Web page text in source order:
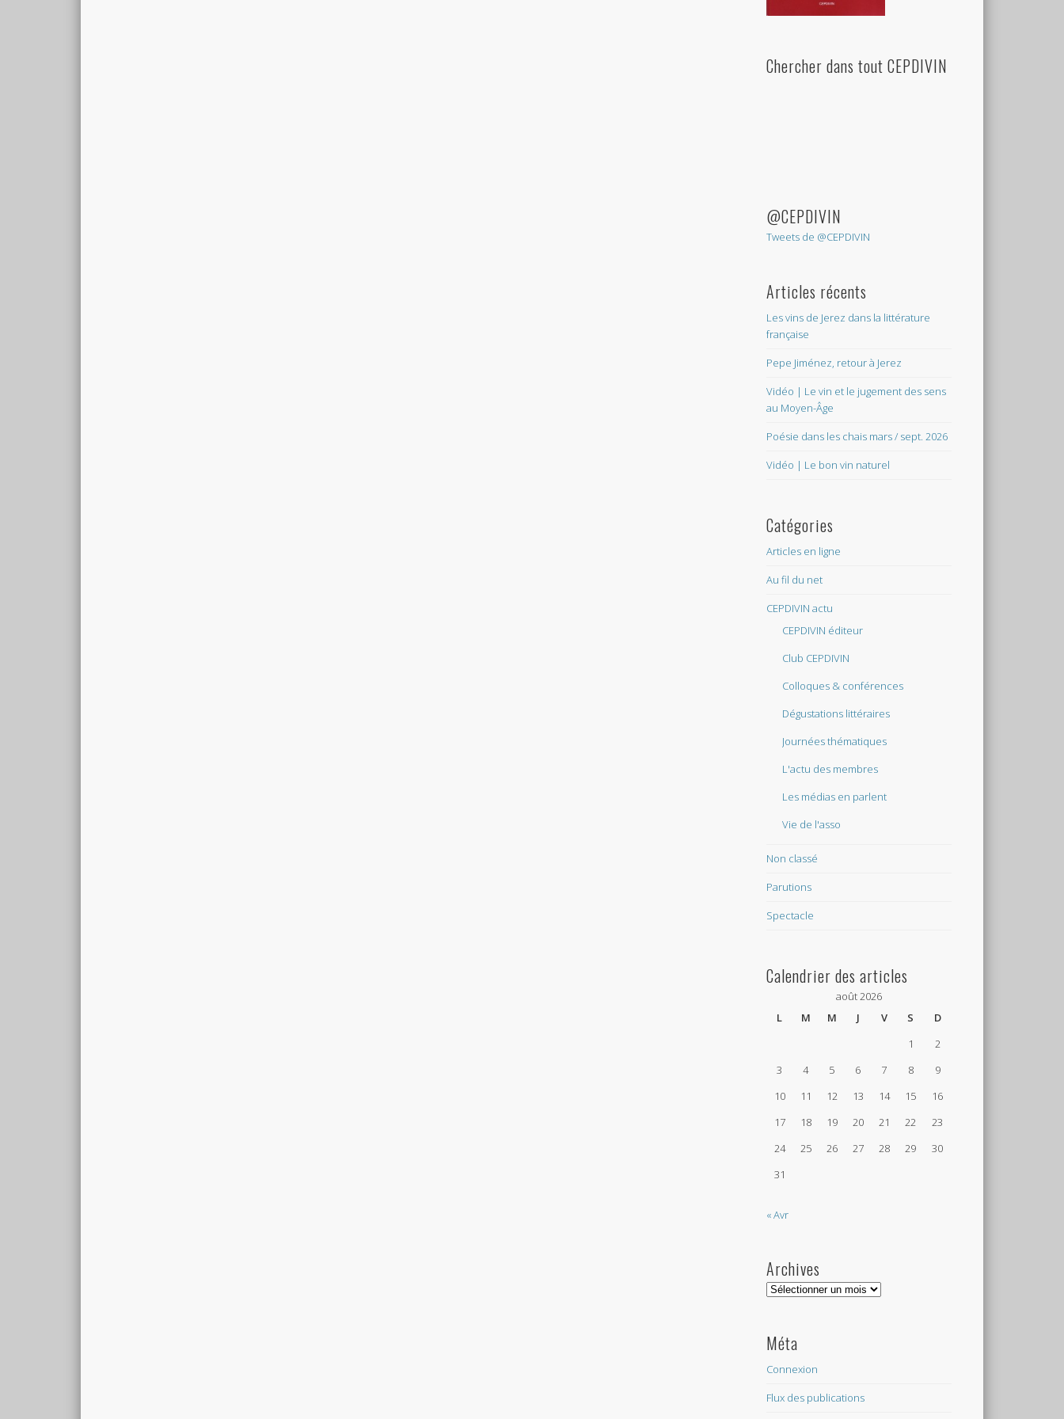
Chercher dans tout CEPDIVIN
@CEPDIVIN
Tweets de @CEPDIVIN
Articles récents
Les vins de Jerez dans la littérature
française
Pepe Jiménez, retour à Jerez
Vidéo | Le vin et le jugement des sens
au Moyen-Âge
Poésie dans les chais mars / sept. 2026
Vidéo | Le bon vin naturel
Catégories
Articles en ligne
Au fil du net
CEPDIVIN actu
CEPDIVIN éditeur
Club CEPDIVIN
Colloques & conférences
Dégustations littéraires
Journées thématiques
L'actu des membres
Les médias en parlent
Vie de l'asso
Non classé
Parutions
Spectacle
Calendrier des articles
août 2026
L
M M J V S
D
1
2
3
4 5 6 7 8
9
10
11 12 13 14 15
16
17
18 19 20 21 22
23
24
25 26 27 28 29
30
31
« Avr
Archives
Archives
Méta
Connexion
Flux des publications